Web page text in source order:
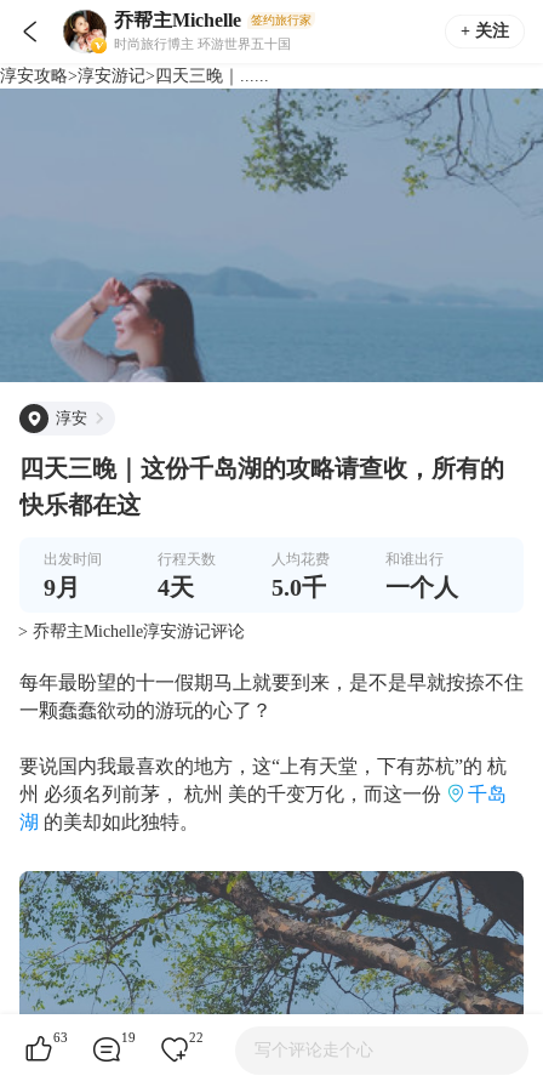
 乔帮主Michelle 签约旅行家
时尚旅行博主 环游世界五十国
+ 关注
淳安攻略>淳安游记> 四天三晚｜......
淳安
四天三晚｜这份千岛湖的攻略请查收，所有的
快乐都在这
出发时间
9月
行程天数
4天
人均花费
5.0千
和谁出行
一个人
> 乔帮主Michelle淳安游记评论
每年最盼望的十一假期马上就要到来，是不是早就按捺不住
一颗蠢蠢欲动的游玩的心了？
要说国内我最喜欢的地方，这“上有天堂，下有苏杭”的 杭
州 必须名列前茅， 杭州 美的千变万化，而这一份
千岛
湖 的美却如此独特。
63 19 22
写个评论走个心